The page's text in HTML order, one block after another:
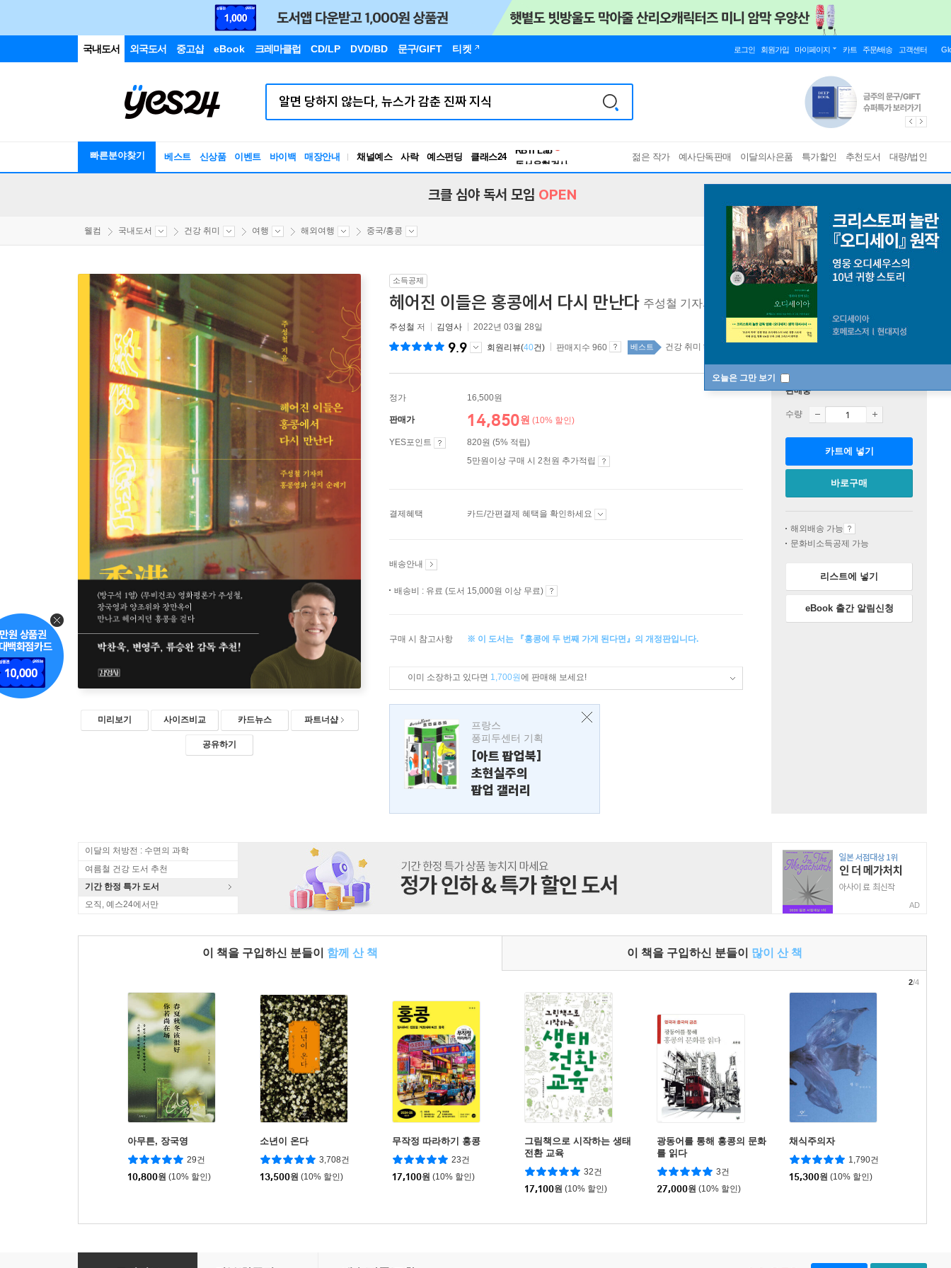
국내도서 외국도서 중고샵 eBook 크레마클럽 CD/LP DVD/BD 문구/GIFT 티켓 로그인 회원가입 마이페이지 카트 주문/배송 고객센터
빠른분야찾기 베스트 신상품 이벤트 바이백 매장안내 채널예스 사락 예스펀딩 클래스24
독서유형검사
RBTI Lab
젊은 작가 예사단독판매 이달의사은품 특가할인 추천도서 대량/법인
오늘은 그만 보기
크클 심야 독서 모임 OPEN
웰컴 국내도서 건강 취미 여행 해외여행 중국/홍콩
미리보기 사이즈비교 카드뉴스 파트너샵
공유하기
소득공제
헤어진 이들은 홍콩에서 다시 만난다 주성철 기자의 홍콩영화 성지 순례기
주성철 저 김영사 2022년 03월 28일
9.9 회원리뷰(40건) 판매지수 960 베스트 건강 취미 top20 1주
정가 16,500원
판매가 14,850원 (10% 할인)
YES포인트
820원 (5% 적립)
5만원이상 구매 시 2천원 추가적립
결제혜택 카드/간편결제 혜택을 확인하세요
배송안내
배송비 : 유료 (도서 15,000원 이상 무료)
구매 시 참고사항 ※ 이 도서는 『홍콩에 두 번째 가게 된다면』의 개정판입니다.
이미 소장하고 있다면 1,700원에 판매해 보세요!
프랑스
퐁피두센터 기획
[아트 팝업북]
초현실주의
팝업 갤러리
판매중
수량
카트에 넣기
바로구매
해외배송 가능
문화비소득공제 가능
리스트에 넣기
eBook 출간 알림신청
이달의 처방전 : 수면의 과학
여름철 건강 도서 추천
기간 한정 특가 도서
오직, 예스24에서만
AD
이 책을 구입하신 분들이 함께 산 책 이 책을 구입하신 분들이 많이 산 책
아무튼, 장국영
29건
10,800원 (10% 할인)
소년이 온다
3,708건
13,500원 (10% 할인)
무작정 따라하기 홍콩
23건
17,100원 (10% 할인)
그림책으로 시작하는 생태
전환 교육
32건
17,100원 (10% 할인)
광동어를 통해 홍콩의 문화
를 읽다
3건
27,000원 (10% 할인)
채식주의자
1,790건
15,300원 (10% 할인)
2/4